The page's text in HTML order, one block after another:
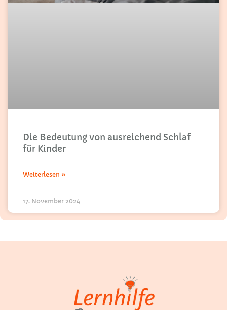
Die Bedeutung von ausreichend Schlaf
für Kinder
Weiterlesen »
17. November 2024